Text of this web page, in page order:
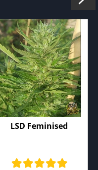
LSD Feminised